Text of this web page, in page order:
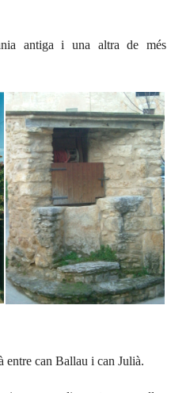
antiga i una altra de més
entre can Ballau i can Julià.